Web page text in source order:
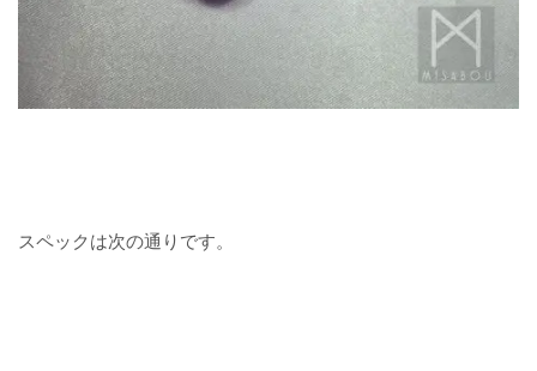
スペックは次の通りです。